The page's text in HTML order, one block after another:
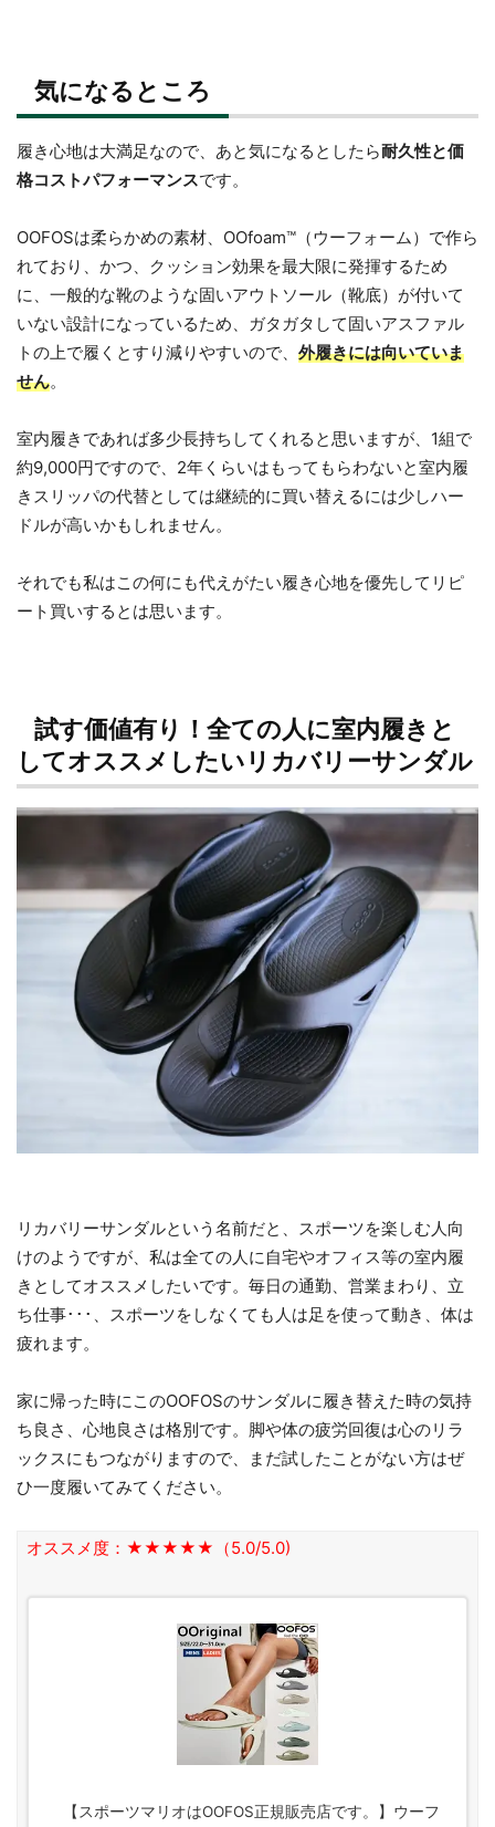
気になるところ
履き心地は大満足なので、あと気になるとしたら耐久性と価
格コストパフォーマンスです。
OOFOSは柔らかめの素材、OOfoam™（ウーフォーム）で作ら
れており、かつ、クッション効果を最大限に発揮するため
に、一般的な靴のような固いアウトソール（靴底）が付いて
いない設計になっているため、ガタガタして固いアスファル
トの上で履くとすり減りやすいので、 外履きには向いていま
せん。
室内履きであれば多少長持ちしてくれると思いますが、1組で
約9,000円ですので、2年くらいはもってもらわないと室内履
きスリッパの代替としては継続的に買い替えるには少しハー
ドルが高いかもしれません。
それでも私はこの何にも代えがたい履き心地を優先してリピ
ート買いするとは思います。
試す価値有り！全ての人に室内履きと
してオススメしたいリカバリーサンダル
リカバリーサンダルという名前だと、スポーツを楽しむ人向
けのようですが、私は全ての人に自宅やオフィス等の室内履
きとしてオススメしたいです。毎日の通勤、営業まわり、立
ち仕事･･･、スポーツをしなくても人は足を使って動き、体は
疲れます。
家に帰った時にこのOOFOSのサンダルに履き替えた時の気持
ち良さ、心地良さは格別です。脚や体の疲労回復は心のリラ
ックスにもつながりますので、まだ試したことがない方はぜ
ひ一度履いてみてください。
オススメ度：★★★★★（5.0/5.0)
【スポーツマリオはOOFOS正規販売店です。】ウーフ